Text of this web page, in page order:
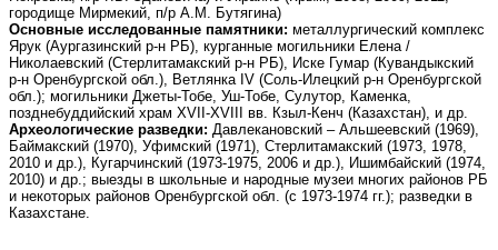
городище Мирмекий, п/р А.М. Бутягина)
Основные исследованные памятники: металлургический комплекс
Ярук (Аургазинский р-н РБ), курганные могильники Елена /
Николаевский (Стерлитамакский р-н РБ), Иске Гумар (Кувандыкский
р-н Оренбургской обл.), Ветлянка IV (Соль-Илецкий р-н Оренбургской
обл.); могильники Джеты-Тобе, Уш-Тобе, Cулутор, Каменка,
позднебуддийский храм XVII-XVIII вв. Кзыл-Кенч (Казахстан), и др.
Археологические разведки: Давлекановский – Альшеевский (1969),
Баймакский (1970), Уфимский (1971), Стерлитамакский (1973, 1978,
2010 и др.), Кугарчинский (1973-1975, 2006 и др.), Ишимбайский (1974,
2010) и др.; выезды в школьные и народные музеи многих районов РБ
и некоторых районов Оренбургской обл. (с 1973-1974 гг.); разведки в
Казахстане.